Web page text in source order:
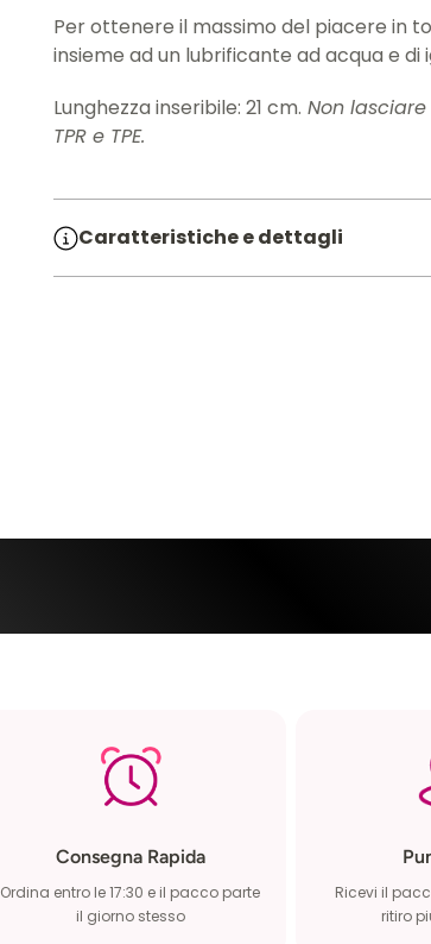
Per ottenere il massimo del piacere in
insieme ad un lubrificante ad acqua e
Lunghezza inseribile: 21 cm. Non
TPR e TPE.
Caratteristiche e dettagli
Consegna Rapida
Ordina entro le 17:30 e il pacco parte
il giorno stesso
Ricevi il
ritiro